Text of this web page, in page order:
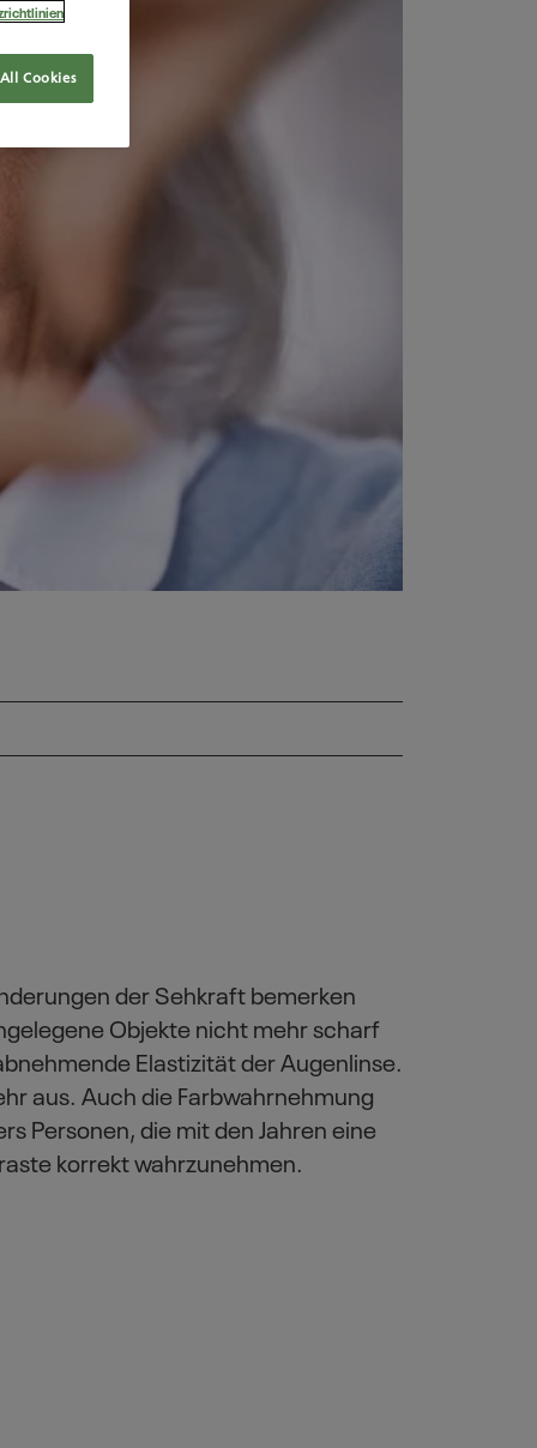
der Sehkraft bemerken
Objekte nicht mehr scharf
Elastizität der Augenlinse.
aus. Auch die Farbwahrnehmung
Personen, die mit den Jahren eine
korrekt wahrzunehmen.
Cookies